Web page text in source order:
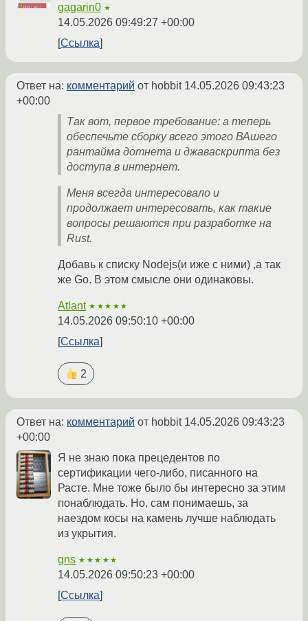
gagarin0 ★
14.05.2026 09:49:27 +00:00
Ссылка
Ответ на: комментарий от hobbit 14.05.2026 09:43:23
+00:00
Так вот, первое требование: а теперь
обеспечьте сборку всего этого ВАшего
рантайма дотнета и джаваскрипта без
доступа в интернет.
Меня всегда интересовало и
продолжает интересовать, как такие
вопросы решаются при разработке на
Rust.
Добавь к списку Nodejs(и иже с ними) ,а так
же Go. В этом смысле они одинаковы.
Atlant ★★★★★
14.05.2026 09:50:10 +00:00
Ссылка
2
Ответ на: комментарий от hobbit 14.05.2026 09:43:23
+00:00
Я не знаю пока прецедентов по
сертификации чего-либо, писанного на
Расте. Мне тоже было бы интересно за этим
понаблюдать. Но, сам понимаешь, за
наездом косы на камень лучше наблюдать
из укрытия.
gns ★★★★★
14.05.2026 09:50:23 +00:00
Ссылка